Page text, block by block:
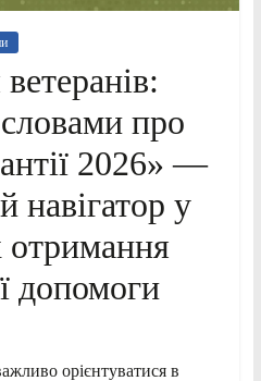
про
2026» —
навігатор у
отримання
допомоги
орієнтуватися в